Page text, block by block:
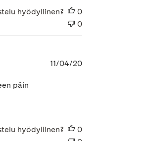
hyödyllinen?
0
0
päin
11/04/20
hyödyllinen?
0